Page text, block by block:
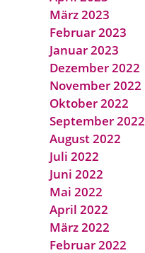
März 2023
Februar 2023
Januar 2023
Dezember 2022
November 2022
Oktober 2022
September 2022
August 2022
Juli 2022
Juni 2022
Mai 2022
April 2022
März 2022
Februar 2022